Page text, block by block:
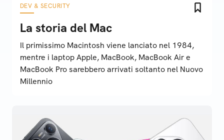
DEV & SECURITY
La storia del Mac
Il primissimo Macintosh viene lanciato nel 1984,
mentre i laptop Apple, MacBook, MacBook Air e
MacBook Pro sarebbero arrivati soltanto nel Nuovo
Millennio